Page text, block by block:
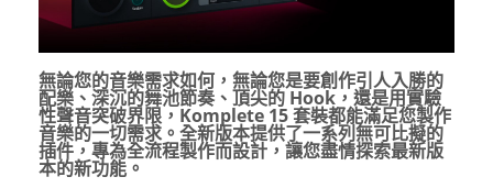
無論您的音樂需求如何，無論您是要創作引人入勝的
配樂、深沉的舞池節奏、頂尖的 Hook ，還是用實驗
性聲音突破界限， Komplete 15套裝都能滿足您製作
音樂的一切需求。全新版本提供了一系列無可比擬的
插件，專為全流程製作而設計，讓您盡情探索最新版
本的新功能。